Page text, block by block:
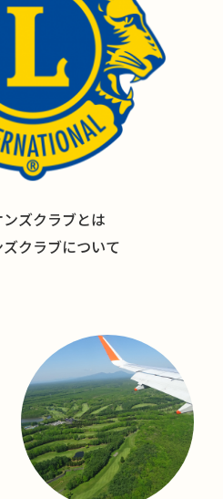
ンズクラブとは
クラブについて